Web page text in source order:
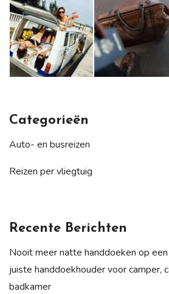
Categorieën
Auto- en busreizen
Reizen per vliegtuig
Recente Berichten
Nooit meer natte handdoeken op
juiste handdoekhouder voor camper,
badkamer